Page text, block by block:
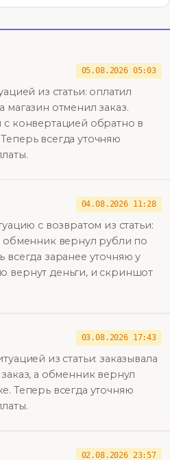
05.08.2026 05:03
из статьи: оплатил
магазин отменил заказ.
конвертацией обратно в
всегда уточняю
04.08.2026 11:28
с возвратом из статьи:
обменник вернул рубли по
всегда заранее уточняю у
вернут деньги, и скриншот
03.08.2026 17:43
из статьи: заказывала
а обменник вернул
Теперь всегда уточняю
02.08.2026 23:57